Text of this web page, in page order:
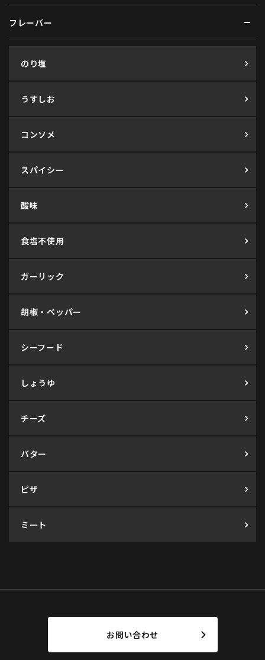
フレーバー
のり塩
うすしお
コンソメ
スパイシー
酸味
食塩不使用
ガーリック
胡椒・ペッパー
シーフード
しょうゆ
チーズ
バター
ピザ
ミート
お問い合わせ